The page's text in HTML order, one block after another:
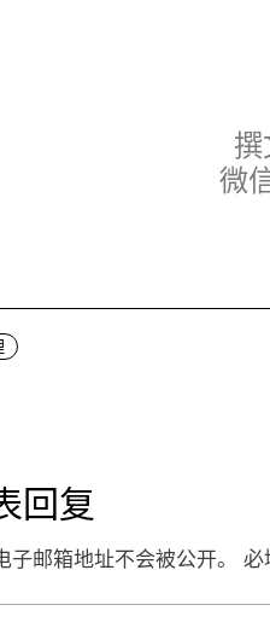
微
回复
子邮箱地址不会被公开。 必